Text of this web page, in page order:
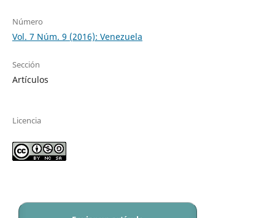
Número
Vol. 7 Núm. 9 (2016): Venezuela
Sección
Artículos
Licencia